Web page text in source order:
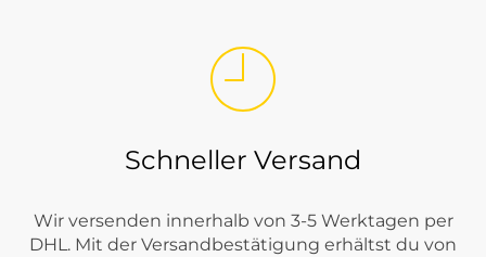
Schneller Versand
Wir versenden innerhalb von 3-5 Werktagen per
DHL. Mit der Versandbestätigung erhältst du von